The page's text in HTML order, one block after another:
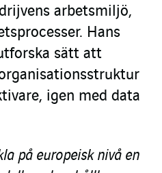
arbetsmiljö,
Hans
sätt att
igen med data
på europeisk nivå en